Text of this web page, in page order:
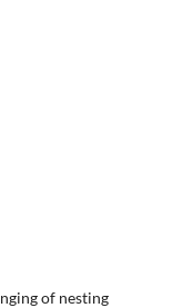
of nesting